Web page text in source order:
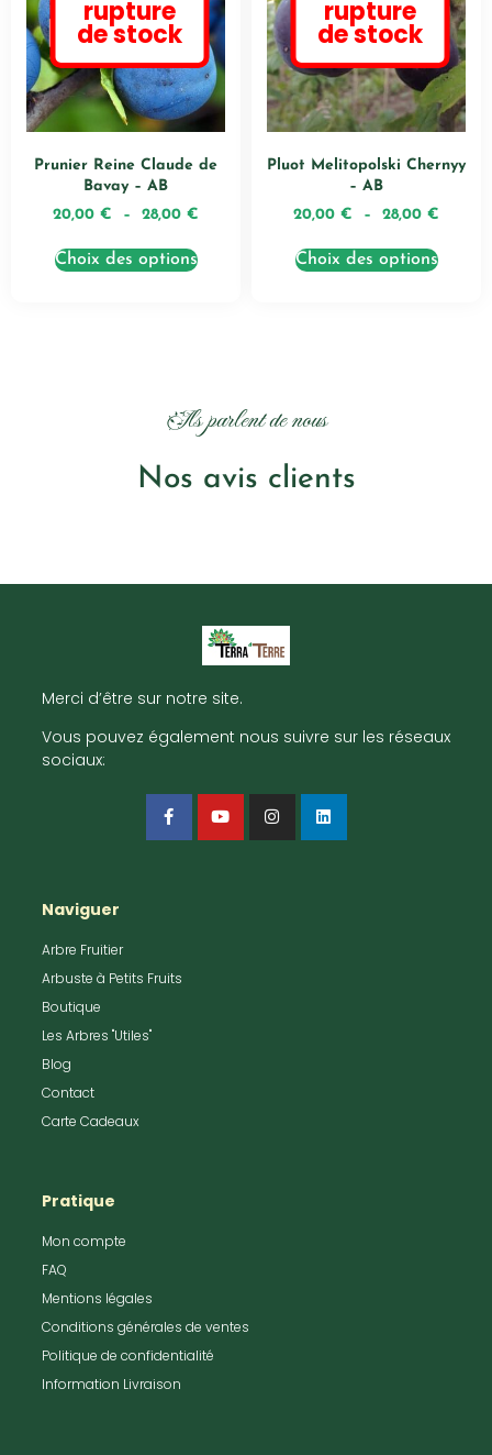
rupture
de stock
Prunier Reine Claude de
Bavay – AB
20,00 € – 28,00 €
Choix des options
rupture
de stock
Pluot Melitopolski Chernyy
– AB
20,00 € – 28,00 €
Choix des options
Ils parlent de nous
Nos avis clients
Merci d’être sur notre site.
Vous pouvez également nous suivre sur les réseaux
sociaux:
Naviguer
Arbre Fruitier
Arbuste à Petits Fruits
Boutique
Les Arbres "Utiles"
Blog
Contact
Carte Cadeaux
Pratique
Mon compte
FAQ
Mentions légales
Conditions générales de ventes
Politique de confidentialité
Information Livraison